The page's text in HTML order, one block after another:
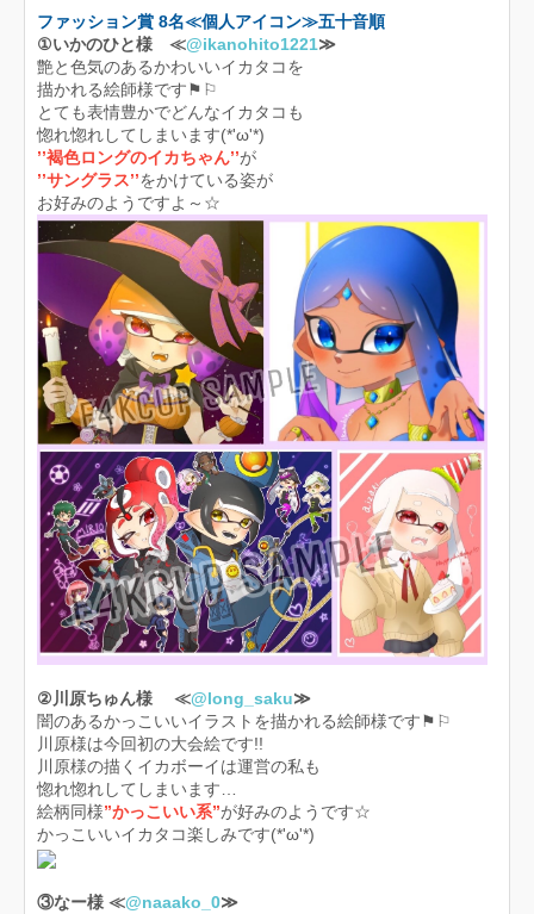
ファッション賞 8名≪個人アイコン≫五十音順
①いかのひと様 ≪@ikanohito1221≫
艶と色気のあるかわいいイカタコを
描かれる絵師様です⚑︎⚐︎
とても表情豊かでどんなイカタコも
惚れ惚れしてしまいます(*'ω'*)
’’褐色ロングのイカちゃん’’が
’’サングラス’’をかけている姿が
お好みのようですよ～☆
②川原ちゅん様 ≪@long_saku≫
闇のあるかっこいいイラストを描かれる絵師様です⚑︎⚐︎
川原様は今回初の大会絵です!!
川原様の描くイカボーイは運営の私も
惚れ惚れしてしまいます…
絵柄同様”かっこいい系”が好みのようです☆
かっこいいイカタコ楽しみです(*'ω'*)
③なー様 ≪@naaako_0≫